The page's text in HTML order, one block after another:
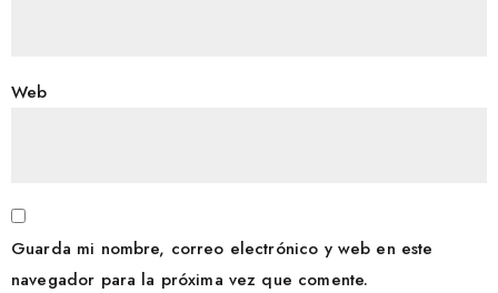
Web
Guarda mi nombre, correo electrónico y web en este
navegador para la próxima vez que comente.